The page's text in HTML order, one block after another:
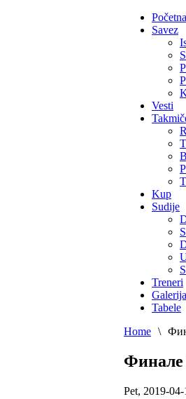
Početna
Savez
Vesti
Kup
Sudije
Treneri
Galerija
Tabele
Home \
Pet, 2019-